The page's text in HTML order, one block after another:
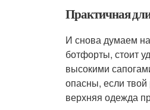
Практичная
И снова думаем
ботфорты, стоит
высокими
опасны, если
верхняя одежда